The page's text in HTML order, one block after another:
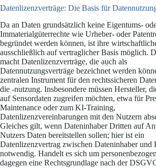
Datenlizenzverträge: Die Basis für
Da an Daten grundsätzlich keine Eigentums-
Immaterialgüterrechte wie Urheber- oder
begründet werden können, ist ihre
ausschließlich auf vertraglicher Basis möglich.
macht Datenlizenzverträge, die auch als
Datennutzungsverträge bezeichnet werden
zentralen Instrument für den rechtssicheren
die -nutzung. Insbesondere müssen Hersteller,
auf Sensordaten zugreifen möchten, etwa für
Maintenance oder zum KI-Training,
Datenlizenzvereinbarungen mit den Nutzern
Gleiches gilt, wenn Dateninhaber Dritten auf
Nutzers Daten bereitstellen sollen; hier ist ein
Datenlizenzvertrag zwischen Dateninhaber und
notwendig. Handelt es sich um
dagegen eine Rechtsgrundlage nach der